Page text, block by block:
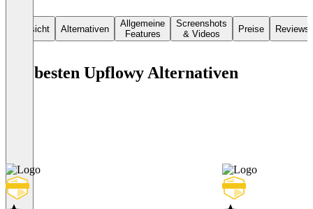
Übersicht Alternativen
Allgemeine
Features
Screenshots
& Videos
Preise Reviews
Die besten Upflowy Alternativen